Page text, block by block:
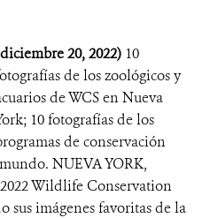
20, 2022) 10
de los zoológicos y
de WCS en Nueva
10 fotografías de los
de conservación
NUEVA YORK,
Wildlife Conservation
sus imágenes favoritas de la